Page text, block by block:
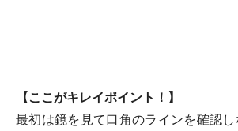
【ここがキレイポイント！】
最初は鏡を見て口角のラインを確認